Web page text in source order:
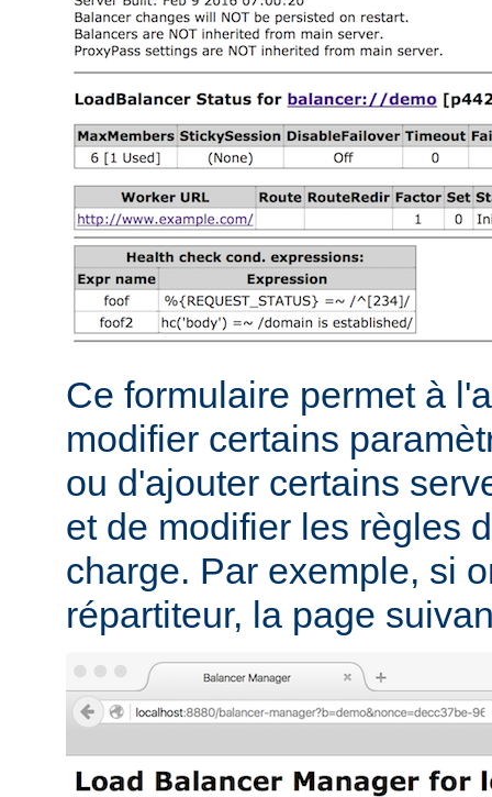
Ce formulaire permet à
modifier certains
ou d'ajouter certains
et de modifier les règles
charge. Par exemple, si
répartiteur, la page